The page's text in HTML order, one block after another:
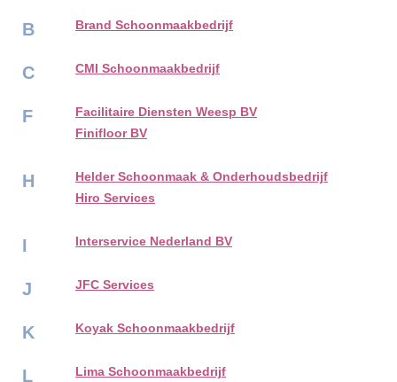
B Brand Schoonmaakbedrijf
C CMI Schoonmaakbedrijf
F
Facilitaire Diensten Weesp BV
Finifloor BV
H
Helder Schoonmaak & Onderhoudsbedrijf
Hiro Services
I Interservice Nederland BV
J JFC Services
K Koyak Schoonmaakbedrijf
L Lima Schoonmaakbedrijf